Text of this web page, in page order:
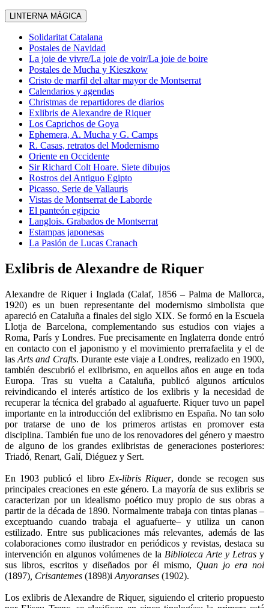
LINTERNA MÁGICA
Solidaritat Catalana
Postales de Navidad
La joie de vivre/La joie de voir/La joie de boire
Postales de Mucha y Kieszkow
Cristo de marfil del altar mayor de Montserrat
Calendarios y agendas
Christmas de repartidores de diarios
Exlibris de Alexandre de Riquer
Los Caprichos de Goya
Ephemera, A. Mucha y G. Camps
R. Casas, retratos del Modernismo
Oriente en Occidente
Sir Richard Colt Hoare. Siete dibujos
Rostros del Antiguo Egipto
Picasso. Serie de Vallauris
Vistas de Montserrat de Laborde
El panteón egipcio
Langlois. Grabados de Montserrat
Estampas japonesas
La Pasión de Lucas Cranach
Exlibris de Alexandre de Riquer
Alexandre de Riquer i Inglada (Calaf, 1856 – Palma de Mallorca,
1920) es un buen representante del modernismo simbolista que
apareció en Cataluña a finales del siglo XIX. Se formó en la Escuela
Llotja de Barcelona, complementando sus estudios con viajes a
Roma, París y Londres. Fue precisamente en Inglaterra donde entró
en contacto con el japonismo y el movimiento prerrafaelita y el de
lasArts and Crafts. Durante este viaje a Londres, realizado en 1900,
también descubrió el exlibrismo, en aquellos años en auge en toda
Europa. Tras su vuelta a Cataluña, publicó algunos artículos
reivindicando el interés artístico de los exlibris y la necesidad de
recuperar la técnica del grabado al aguafuerte. Riquer tuvo un papel
importante en la introducción del exlibrismo en España. No tan solo
por tratarse de uno de los primeros artistas en promover esta
disciplina. También fue uno de los renovadores del género y maestro
de alguno de los grandes exlibristas de generaciones posteriores:
Triadó, Renart, Galí, Diéguez y Sert.
En 1903 publicó el libro Ex-libris Riquer, donde se recogen sus
principales creaciones en este género. La mayoría de sus exlibris se
caracterizan por un idealismo poético muy propio de sus obras a
partir de la década de 1890. Normalmente trabaja con tintas planas –
exceptuando cuando trabaja el aguafuerte– y utiliza un canon
estilizado. Entre sus publicaciones más relevantes, además de las
colaboraciones como ilustrador en periódicos y revistas, destaca su
intervención en algunos volúmenes de la Biblioteca Arte y Letras y
sus libros, escritos y diseñados por él mismo, Quan jo era noi
(1897) , Crisantemes (1898)i Anyoranses (1902).
Los exlibris de Alexandre de Riquer, siguiendo el criterio propuesto